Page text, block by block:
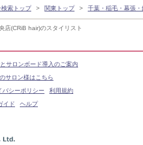
店(CRiB hair)のスタイリスト
索トップ 関東トップ 千葉・稲毛・幕張
サロンボード導入のご案内
サロン様はこちら
バシーポリシー
利用規約
イド
ヘルプ